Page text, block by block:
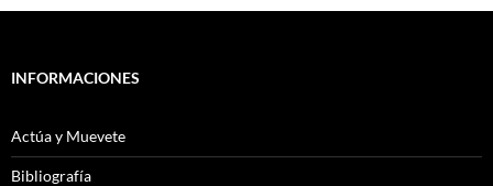
INFORMACIONES
Actúa y Muevete
Bibliografía